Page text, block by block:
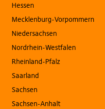
Hessen
Mecklenburg-Vorpommern
Niedersachsen
Nordrhein-Westfalen
Rheinland-Pfalz
Saarland
Sachsen
Sachsen-Anhalt